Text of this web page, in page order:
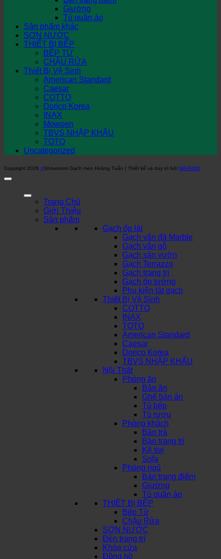
Giường
Tủ quần áo
Sản phẩm khác
SƠN NƯỚC
THIẾT BỊ BẾP
BẾP TỪ
CHẬU RỬA
Thiết Bị Vệ Sinh
American Standard
Caesar
COTTO
Dorico Korea
INAX
Mowoen
TBVS NHẬP KHẨU
TOTO
Uncategorized
Copyright 2026 ©Showroom Gạch men Hoàng Tuấn | Thiết kế và duy trì bởi MARHUB
Trang Chủ
Giới Thiệu
Sản phẩm
Gạch ốp lát
Gạch vân đá Marble
Gạch vân gỗ
Gạch sân vườn
Gạch Terrazzo
Gạch trang trí
Gạch ốp tường
Phụ kiện lát gạch
Thiết Bị Vệ Sinh
COTTO
INAX
TOTO
American Standard
Caesar
Dorico Korea
TBVS NHẬP KHẨU
Nội Thất
Phòng ăn
Bàn ăn
Ghế bàn ăn
Tủ bếp
Tủ rượu
Phòng khách
Bàn trà
Bàn trang trí
Kệ tivi
Sofa
Phòng ngủ
Bàn trang điểm
Giường
Tủ quần áo
THIẾT BỊ BẾP
Bếp Từ
Chậu Rửa
SƠN NƯỚC
Đèn trang trí
Khóa cửa
Đồng hồ